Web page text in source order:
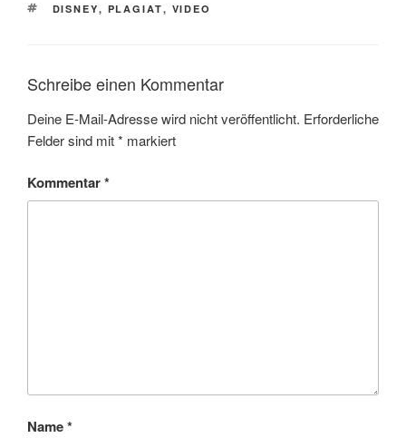
SCHLAGWÖRTER
DISNEY, PLAGIAT, VIDEO
Schreibe einen Kommentar
Deine E-Mail-Adresse wird nicht veröffentlicht. Erforderliche
Felder sind mit* markiert
Kommentar*
Name*